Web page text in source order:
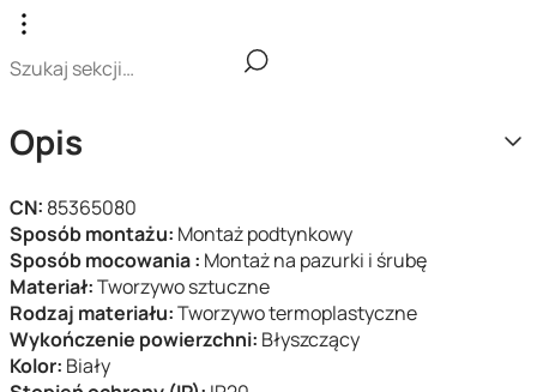
Opis
CN: 85365080
Sposób montażu: Montaż podtynkowy
Sposób mocowania : Montaż na pazurki i śrubę
Materiał:Tworzywo sztuczne
Rodzaj materiału:Tworzywo termoplastyczne
Wykończenie powierzchni: Błyszczący
Kolor: Biały